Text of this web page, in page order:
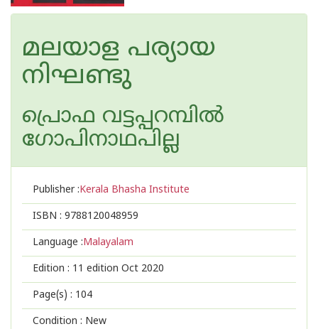
മലയാള പര്യായ
നിഘണ്ടു
പ്രൊഫ വട്ടപ്പറമ്പിൽ
ഗോപിനാഥപില്ല
Publisher :Kerala Bhasha Institute
ISBN : 9788120048959
Language :Malayalam
Edition : 11 edition Oct 2020
Page(s) : 104
Condition : New